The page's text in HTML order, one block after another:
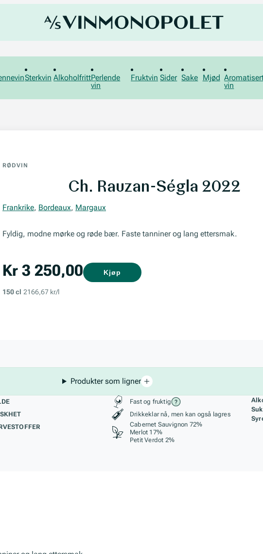
Sterkvin AlkoholfrittPerlende
vin
Fruktvin Sider Sake Mjød
vin
RØDVIN
Ch. Rauzan-Ségla 2022
Frankrike, Bordeaux, Margaux
Fyldig, modne mørke og røde bær. Faste tanniner og lang ettersmak.
Kr 3 250,00
150 cl 2166,67 kr/l
Kjøp
Produkter som ligner
Stil, lagring og råstoff
Fast og fruktig
Drikkeklar nå, men kan også lagres
Cabernet Sauvignon 72%
Merlot 17%
Petit Verdot 2%